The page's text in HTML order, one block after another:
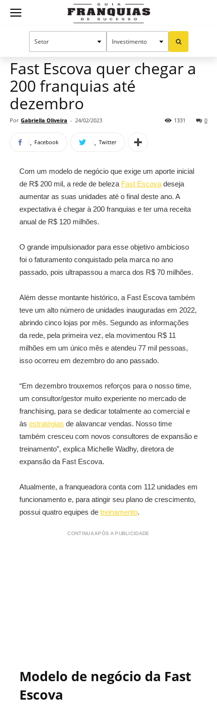
Guia
Mercado de franquias
Fast Escova quer chegar a
200 franquias até
dezembro
Por Gabriella Oliveira - 24/02/2023 0
1331
Facebook Twitter
Com um modelo de negócio que exige um aporte inicial
de R$ 200 mil, a rede de beleza Fast Escova deseja
aumentar as suas unidades até o final deste ano. A
expectativa é chegar à 200 franquias e ter uma receita
anual de R$ 120 milhões.
O grande impulsionador para esse objetivo ambicioso
foi o faturamento conquistado pela marca no ano
passado, pois ultrapassou a marca dos R$ 70 milhões.
Além desse montante histórico, a Fast Escova também
teve um alto número de unidades inauguradas em 2022,
abrindo cinco lojas por mês. Segundo as informações
da rede, pela primeira vez, ela movimentou R$ 11
milhões em um único mês e atendeu 77 mil pessoas,
isso ocorreu em dezembro do ano passado.
“Em dezembro trouxemos reforços para o nosso time,
um consultor/gestor muito experiente no mercado de
franchising, para se dedicar totalmente ao comercial e
às estratégias de alavancar vendas. Nosso time
também cresceu com novos consultores de expansão e
treinamento”, explica Michelle Wadhy, diretora de
expansão da Fast Escova.
Atualmente, a franqueadora conta com 112 unidades em
funcionamento e, para atingir seu plano de crescimento,
possui quatro equipes de treinamento.
CONTINUA APÓS A PUBLICIDADE
Modelo de negócio da Fast
Escova